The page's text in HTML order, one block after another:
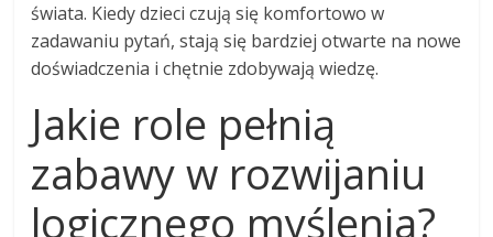
świata. Kiedy dzieci czują się komfortowo w
zadawaniu pytań, stają się bardziej otwarte na nowe
doświadczenia i chętnie zdobywają wiedzę.
Jakie role pełnią
zabawy w rozwijaniu
logicznego myślenia?